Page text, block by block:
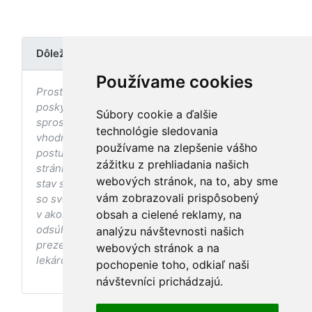
Používame cookies
Súbory cookie a ďalšie
technológie sledovania
používame na zlepšenie vášho
zážitku z prehliadania našich
webových stránok, na to, aby sme
vám zobrazovali prispôsobený
obsah a cielené reklamy, na
analýzu návštevnosti našich
webových stránok a na
pochopenie toho, odkiaľ naši
návštevníci prichádzajú.
Dôležité upozornenie
Prostredníctvom stránky nedochádza k
poskytovaniu zdravotnej starostlivosti, ani k jej
sprostredkovaniu, ani k jej nahrádzaniu. O
vhodných postupoch v oblasti zdravia, vhodnosti
postupov a odporúčaní prezentovaných na
stránke s ohľadom na Váš zdravotný
stav sa pred ich aplikáciou vždy vopred poraďte
so svojím ošetrujúcim lekárom, a to najmä ak ste
v akomkoľvek štádiu tehotenstva. Bez
odsúhlasenia postupov a odporúčaní
prezentovaných na stránke Vaším ošetrujúcim
lekárom tieto postupy a odporúčania neaplikujte.